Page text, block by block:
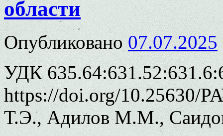
области
Опубликовано 07.07.2025
УДК
https://doi.org/10.25630/
Т.Э., Адилов М.М.,